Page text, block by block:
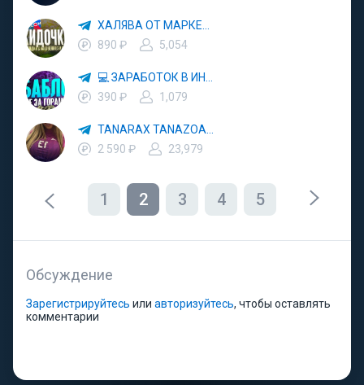
890 ₽
5,054
390 ₽
1,079
2 590 ₽
23,979
1 2 3 4 5
Обсуждение
Зарегистрируйтесь или авторизуйтесь, чтобы оставлять
комментарии